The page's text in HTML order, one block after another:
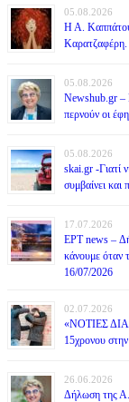
05.08.2026
Η Α. Καππάτου
Καρατζαφέρη.
05.08.2026
Newshub.gr –
περνούν οι
05.08.2026
skai.gr -Γιατί
συμβαίνει και
17.07.2026
ΕΡΤ news –
κάνουμε όταν
16/07/2026
02.07.2026
«ΝΟΤΙΕΣ
15χρονου
26.06.2026
Δήλωση της